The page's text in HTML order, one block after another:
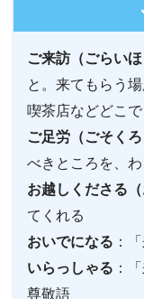
ご来訪（ごらいほ
と。来てもらう
喫茶店などどこ
ご足労（ごそくろ
べきところを、
お越しくださる（
てくれる
おいでになる ：
いらっしゃる ：
尊敬語